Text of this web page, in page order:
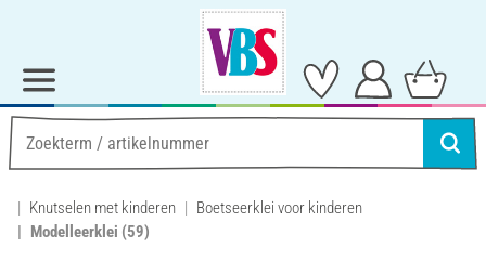
Knutselen met kinderen
Boetseerklei voor kinderen
Modelleerklei (59)